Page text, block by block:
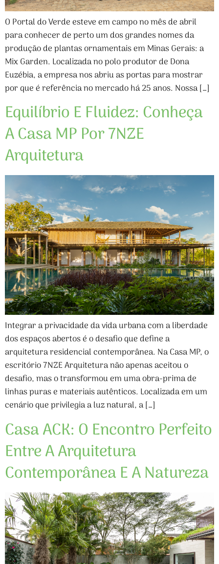
O Portal do Verde esteve em campo no mês de abril
para conhecer de perto um dos grandes nomes da
produção de plantas ornamentais em Minas Gerais: a
Mix Garden. Localizada no polo produtor de Dona
Euzébia, a empresa nos abriu as portas para mostrar
por que é referência no mercado há 25 anos. Nossa […]
Equilíbrio E Fluidez: Conheça
A Casa MP Por 7NZE
Arquitetura
Integrar a privacidade da vida urbana com a liberdade
dos espaços abertos é o desafio que define a
arquitetura residencial contemporânea. Na Casa MP, o
escritório 7NZE Arquitetura não apenas aceitou o
desafio, mas o transformou em uma obra-prima de
linhas puras e materiais autênticos. Localizada em um
cenário que privilegia a luz natural, a […]
Casa ACK: O Encontro Perfeito
Entre A Arquitetura
Contemporânea E A Natureza